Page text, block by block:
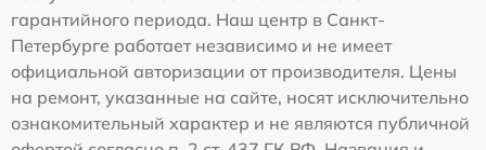
гарантийного периода. Наш центр в Санкт-
Петербурге работает независимо и не имеет
официальной авторизации от производителя. Цены
на ремонт, указанные на сайте, носят исключительно
ознакомительный характер и не являются публичной